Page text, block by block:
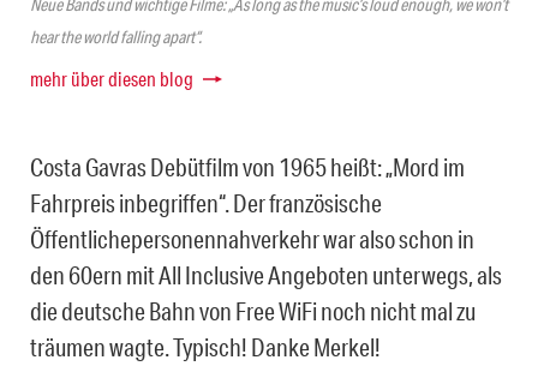
Neue Bands und wichtige Filme: „As long as the music’s loud enough, we won’t
hear the world falling apart“.
mehr über diesen blog
Costa Gavras Debütfilm von 1965 heißt: „Mord im
Fahrpreis inbegriffen“. Der französische
Öffentlichepersonennahverkehr war also schon in
den 60ern mit All Inclusive Angeboten unterwegs, als
die deutsche Bahn von Free WiFi noch nicht mal zu
träumen wagte. Typisch! Danke Merkel!